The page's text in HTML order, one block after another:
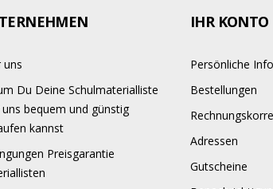
uns
Du Deine Schulmaterialliste
bequem und günstig
kannst
Preisgarantie
IHR KONTO
Persönliche
Bestellungen
Adressen
Gutscheine